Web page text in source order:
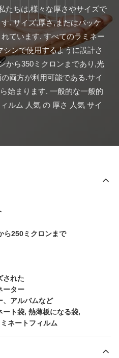
たちは,様々な厚さやサイズで
. サイズ,厚さ,またはパッケ
ています. すべてのラミネー
ンで使用するように設計さ
から350ミクロンまであり,光
両方が利用可能である.サイ
始まります. 一般的な一般的
ルム 人気 の 厚さ 人気 サイ
ら250ミクロンまで
された
ーター
、アルバムなど
ート袋, 熱薄板になる袋,
ネートフィルム